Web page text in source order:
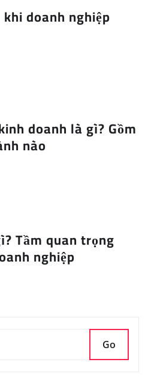
doanh nghiệp
doanh là gì? Gồm
nào
Tầm quan trọng
nghiệp
Go